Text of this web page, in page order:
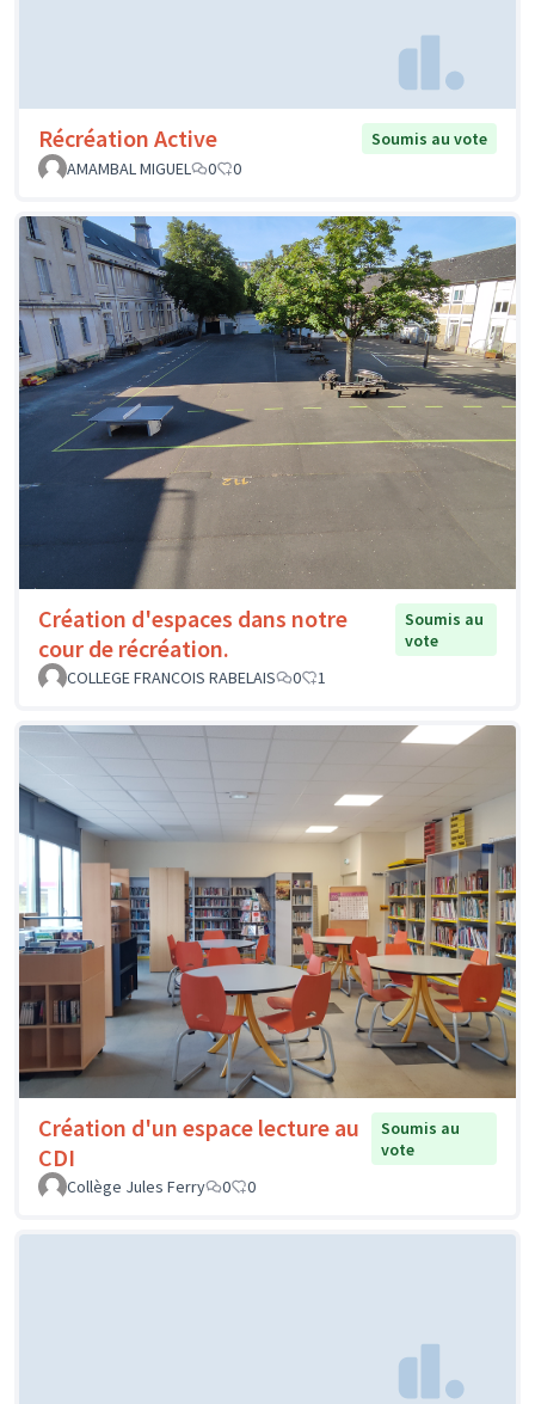
Récréation Active
Soumis au vote
AMAMBAL MIGUEL
0 0
Création d'espaces dans notre
cour de récréation.
Soumis au
vote
COLLEGE FRANCOIS RABELAIS
0 1
Création d'un espace lecture au
CDI
Soumis au
vote
Collège Jules Ferry
0 0